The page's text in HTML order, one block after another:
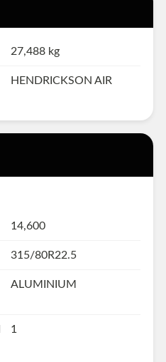
27,488 kg
HENDRICKSON AIR
14,600
315/80R22.5
ALUMINIUM
1